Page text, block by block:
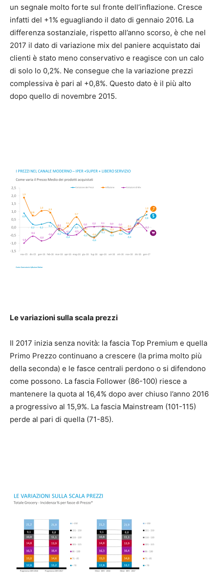
un segnale molto forte sul fronte dell’inflazione. Cresce
infatti del +1% eguagliando il dato di gennaio 2016. La
differenza sostanziale, rispetto all’anno scorso, è che nel
2017 il dato di variazione mix del paniere acquistato dai
clienti è stato meno conservativo e reagisce con un calo
di solo lo 0,2%. Ne consegue che la variazione prezzi
complessiva è pari al +0,8%. Questo dato è il più alto
dopo quello di novembre 2015.
Le variazioni sulla scala prezzi
Il 2017 inizia senza novità: la fascia Top Premium e quella
Primo Prezzo continuano a crescere (la prima molto più
della seconda) e le fasce centrali perdono o si difendono
come possono. La fascia Follower (86-100) riesce a
mantenere la quota al 16,4% dopo aver chiuso l’anno 2016
a progressivo al 15,9%. La fascia Mainstream (101-115)
perde al pari di quella (71-85).